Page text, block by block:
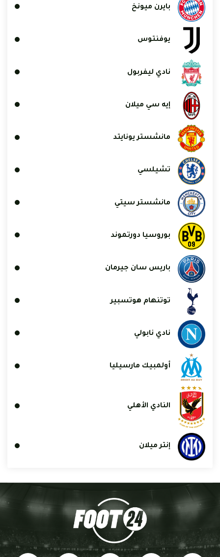
بايرن ميونخ
يوفنتوس
نادي ليفربول
إيه سي ميلان
مانشستر يونايتد
تشيلسي
مانشستر سيتي
بوروسيا دورتموند
باريس سان جيرمان
توتنهام هوتسبير
نادي نابولي
أولمبيك مارسيليا
النادي الأهلي
إنتر ميلان